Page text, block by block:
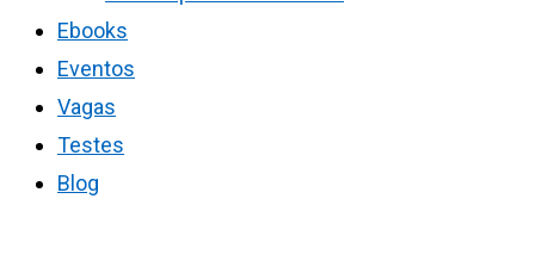
Ebooks
Eventos
Vagas
Testes
Blog